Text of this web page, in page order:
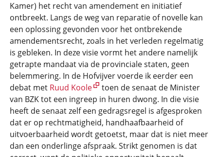
Kamer) het recht van amendement en initiatief
ontbreekt. Langs de weg van reparatie of novelle kan
een oplossing gevonden voor het ontbrekende
amendementsrecht, zoals in het verleden regelmatig
is gebleken. In deze visie vormt het andere namelijk
getrapte mandaat via de provinciale staten, geen
belemmering. In de Hofvijver voerde ik eerder een
debat met Ruud Koole
toen de senaat de Minister
van BZK tot een ingreep in huren dwong. In die visie
heeft de senaat zelf een gedragsregel is afgesproken
dat er op rechtmatigheid, handhaafbaarheid of
uitvoerbaarheid wordt getoetst, maar dat is niet meer
dan een onderlinge afspraak. Strikt genomen is dat